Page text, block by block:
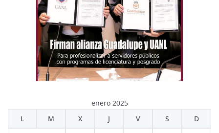
enero 2025
L
M X J V S D